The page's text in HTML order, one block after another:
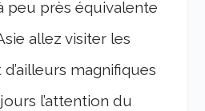
peu près équivalente
allez visiter les
magnifiques
l’attention du